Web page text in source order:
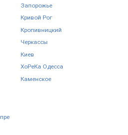
Запорожье
Кривой Рог
Кропивницкий
Черкаcсы
Киев
ХоРеКа Одесса
Каменское